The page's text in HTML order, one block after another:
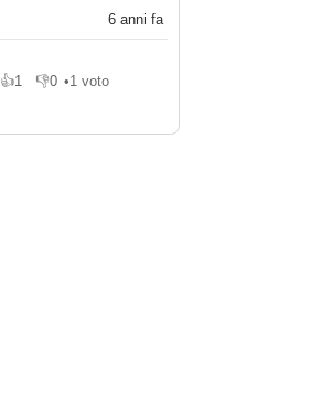
6 anni fa
👍1
Mi piace
👎0
Non mi piace
•1 voto